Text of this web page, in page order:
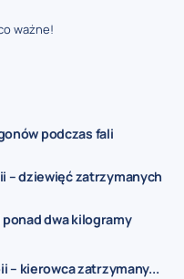
ważne!
podczas fali
– dziewięć zatrzymanych
dwa kilogramy
– kierowca zatrzymany...